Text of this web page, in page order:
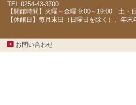
TEL 0254-43-3700
【開館時間】火曜～金曜 9:00～19:00 土・
【休館日】毎月末日（日曜日を除く）、年
お問い合わせ